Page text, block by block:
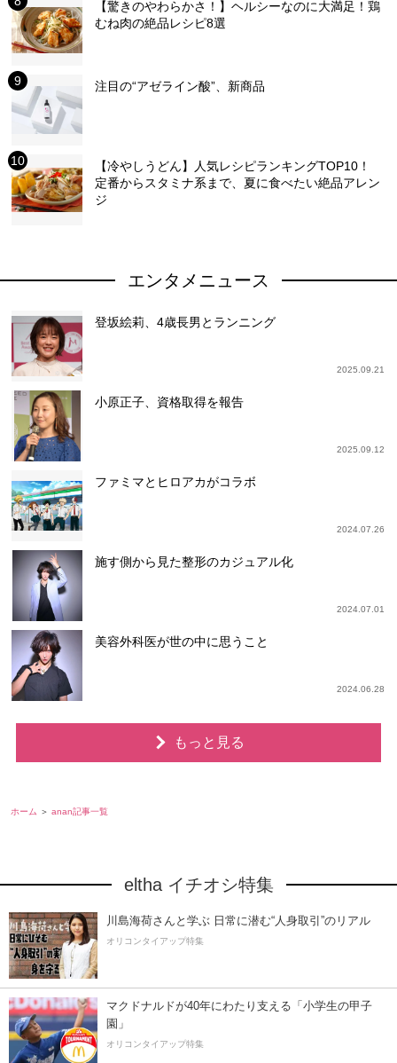
【驚きのやわらかさ！】ヘルシーなのに大満足！鶏
むね肉の絶品レシピ8選
注目の“アゼライン酸”、新商品
【冷やしうどん】人気レシピランキングTOP10！
定番からスタミナ系まで、夏に食べたい絶品アレン
ジ
エンタメニュース
登坂絵莉、4歳長男とランニング
2025.09.21
小原正子、資格取得を報告
2025.09.12
ファミマとヒロアカがコラボ
2024.07.26
施す側から見た整形のカジュアル化
2024.07.01
美容外科医が世の中に思うこと
2024.06.28
もっと見る
ホーム anan記事一覧
eltha イチオシ特集
川島海荷さんと学ぶ 日常に潜む“人身取引”のリアル
オリコンタイアップ特集
マクドナルドが40年にわたり支える「小学生の甲子
園」
オリコンタイアップ特集